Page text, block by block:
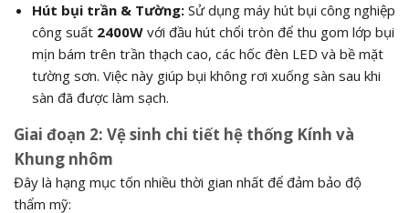
Hút bụi trần & Tường:Sử dụng máy hút bụi công nghiệp
công suất 2400Wvới đầu hút chổi tròn để thu gom lớp bụi
mịn bám trên trần thạch cao, các hốc đèn LED và bề mặt
tường sơn. Việc này giúp bụi không rơi xuống sàn sau khi
sàn đã được làm sạch.
Giai đoạn 2: Vệ sinh chi tiết hệ thống Kính và
Khung nhôm
Đây là hạng mục tốn nhiều thời gian nhất để đảm bảo độ
thẩm mỹ: